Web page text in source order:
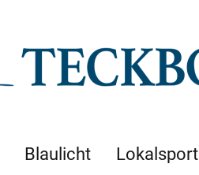
Blaulicht Lokalsport